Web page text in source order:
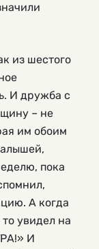
из шестого
И дружба с
– не
им обоим
пока
А когда
увидел на
И